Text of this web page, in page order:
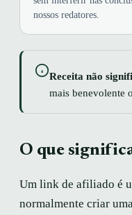
nossos redatores.
Receita não
mais benevolente
O que
Um link de afiliado é
normalmente criar